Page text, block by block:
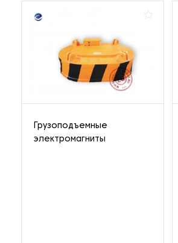
Грузоподъемные
электромагниты